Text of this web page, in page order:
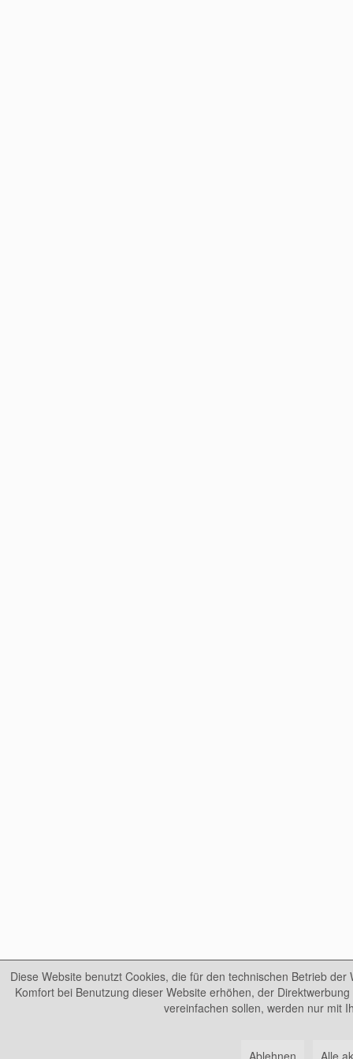
Diese Website benutzt Cookies, die für den technischen Betrieb
Komfort bei Benutzung dieser Website erhöhen, der
vereinfachen sollen, werden nur mit
Ablehnen Alle